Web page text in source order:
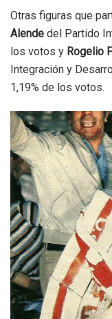
Otras figuras que
Alende del Partido
los votos y Rogelio
Integración y
1,19% de los votos.